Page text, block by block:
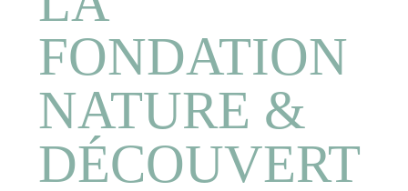
FONDATION
NATURE &
DÉCOUVERT